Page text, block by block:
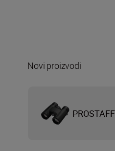
Novi proizvodi